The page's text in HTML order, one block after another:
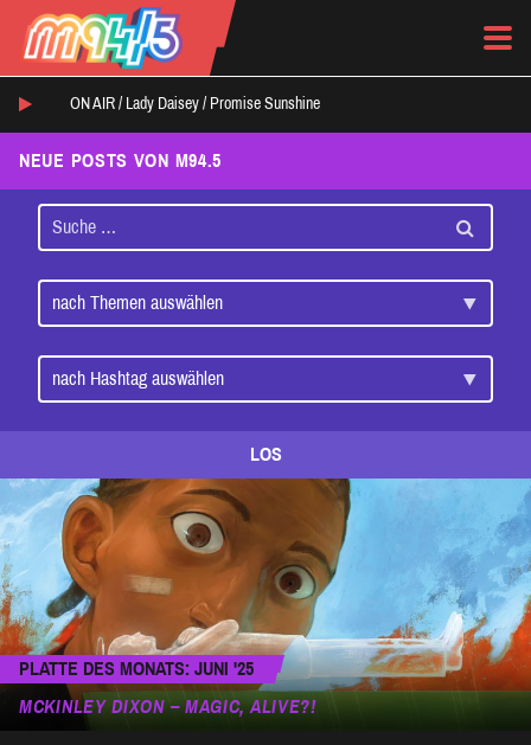
ON AIR / Lady Daisey / Promise Sunshine
NEUE POSTS VON M94.5
LOS
PLATTE DES MONATS: JUNI '25
MCKINLEY DIXON – MAGIC, ALIVE?!